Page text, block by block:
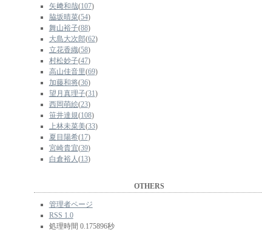
矢﨑和哉(107)
脇坂晴菜(54)
舞山裕子(88)
大島大次郎(62)
立花香織(58)
村松妙子(47)
高山佳音里(69)
加藤和将(36)
望月真理子(31)
西岡萌絵(23)
笹井達規(108)
上林未菜美(33)
夏目陽希(17)
宮崎貴宜(39)
白倉裕人(13)
OTHERS
管理者ページ
RSS 1.0
処理時間 0.175896秒